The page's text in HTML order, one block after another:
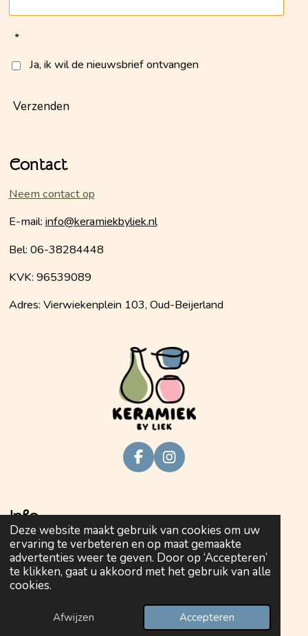
Deze website maakt gebruik van cookies om uw
ervaring te verbeteren en op maat gemaakte
advertenties weer te geven. Door op ‘Accepteren’
te klikken, gaat u akkoord met het gebruik van alle
cookies.
Afwijzen Accepteren
*
Ja, ik wil de nieuwsbrief ontvangen
Verzenden
Contact
Neem contact op
E-mail: info@keramiekbyliek.nl
Bel: 06-38284448
KVK: 96539089
Adres: Vierwiekenplein 103, Oud-Beijerland
F
a
b
o
o
k
I
n
a
g
r
a
m
Info
Privacy policy
Algemene voorwaarden
keramiekbyliek